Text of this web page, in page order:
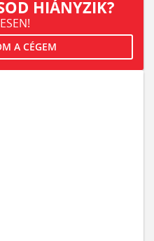
HIÁNYZIK?
A CÉGEM